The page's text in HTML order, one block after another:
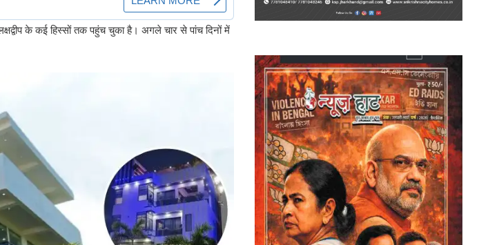
के कई हिस्सों तक पहुंच चुका है। अगले चार से पांच दिनों में